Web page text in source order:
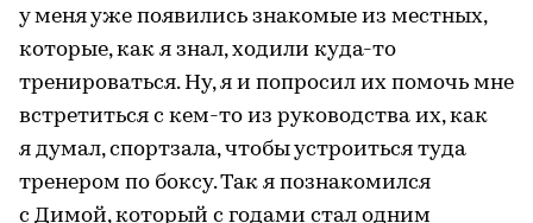
у меня уже появились знакомые из местных,
которые, как я знал, ходили куда-то
тренироваться. Ну, я и попросил их помочь мне
встретиться с кем-то из руководства их, как
я думал, спортзала, чтобы устроиться туда
тренером по боксу. Так я познакомился
с Димой, который с годами стал одним